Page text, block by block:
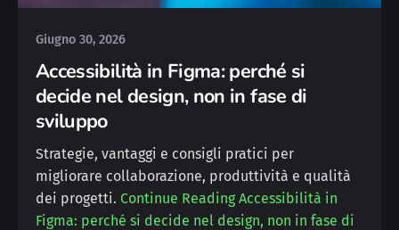
Giugno 30, 2026
Accessibilità in Figma: perché si
decide nel design, non in fase di
sviluppo
Strategie, vantaggi e consigli pratici per
migliorare collaborazione, produttività e qualità
dei progetti. Continue ReadingAccessibilità in
Figma: perché si decide nel design, non in fase di